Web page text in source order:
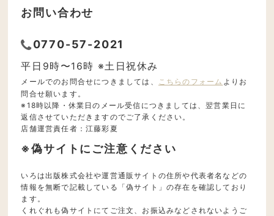
お問い合わせ
0770-57-2021
平日9時〜16時 ※土日祝休み
メールでのお問合せにつきましては、 こちらのフォーム よりお
問合せ願います。
※18時以降・休業日のメール受信につきましては、翌営業日に
返信させていただきますのでご了承ください。
店舗運営責任者：江藤彩夏
※偽サイトにご注意ください
いろは出版株式会社や運営通販サイトの住所や代表者名などの
情報を無断で記載している「偽サイト」の存在を確認しており
ます。
くれぐれも偽サイトにてご注文、お振込みなどされないようご